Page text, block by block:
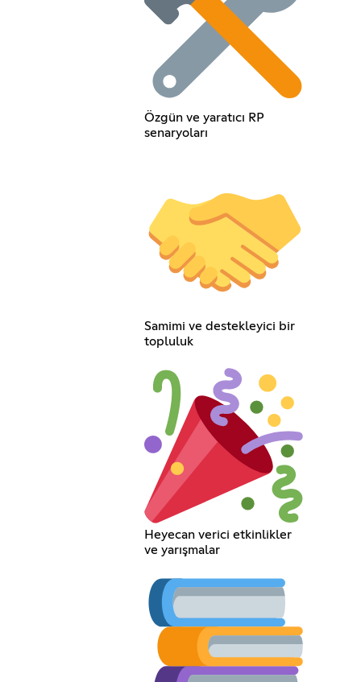
Özgün ve yaratıcı RP
senaryoları
Samimi ve destekleyici bir
topluluk
Heyecan verici etkinlikler
ve yarışmalar